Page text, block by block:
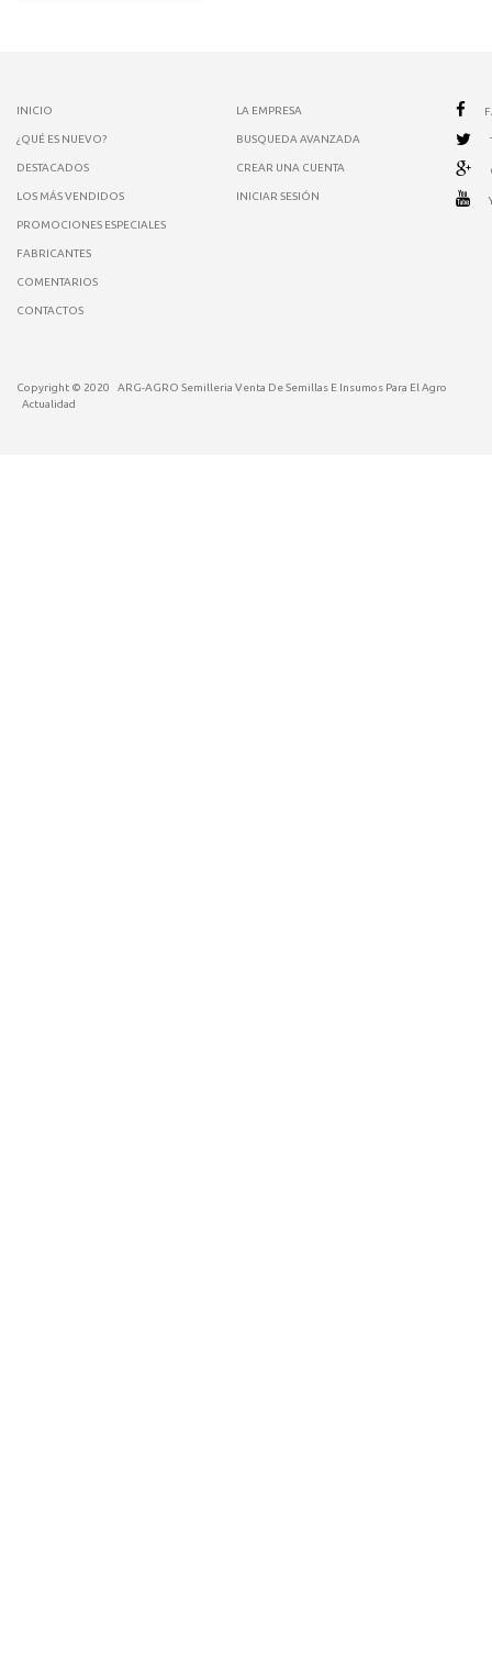
INICIO
¿QUÉ ES NUEVO?
DESTACADOS
LOS MÁS VENDIDOS
PROMOCIONES ESPECIALES
FABRICANTES
COMENTARIOS
CONTACTOS
LA EMPRESA
BUSQUEDA AVANZADA
CREAR UNA CUENTA
INICIAR SESIÓN
Copyright © 2020
ARG-AGRO Semilleria Venta De Semillas E Insumos Para El Agro
Actualidad